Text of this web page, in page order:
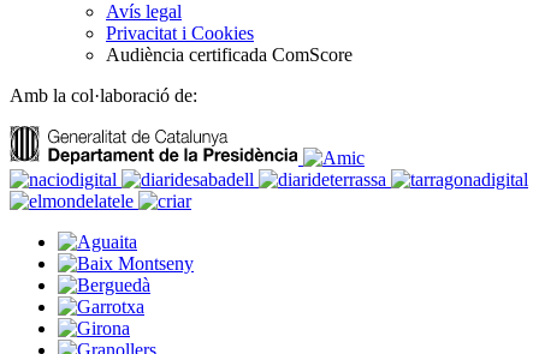
Avís legal
Privacitat i Cookies
Audiència certificada ComScore
Amb la col·laboració de: